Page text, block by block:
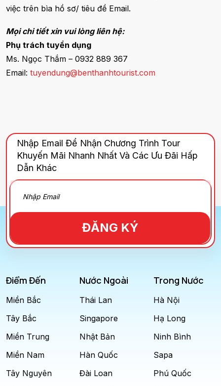
việc trên bìa hồ sơ/ tiêu đề Email.
Mọi chi tiết xin vui lòng liên hệ:
Phụ trách tuyển dụng
Ms. Ngọc Thắm – 0932 889 367
Email: tuyendung@benthanhtourist.com
Nhập Email Để Nhận Chương Trình Tour
Khuyến Mãi Nhanh Nhất Và Các Ưu Đãi Hấp
Dẫn Khác
ĐĂNG KÝ
Điểm Đến
Miền Bắc
Tây Bắc
Miền Trung
Miền Nam
Tây Nguyên
Nước Ngoài
Thái Lan
Singapore
Nhật Bản
Hàn Quốc
Đài Loan
Trong Nước
Hà Nội
Hạ Long
Ninh Bình
Sapa
Phú Quốc